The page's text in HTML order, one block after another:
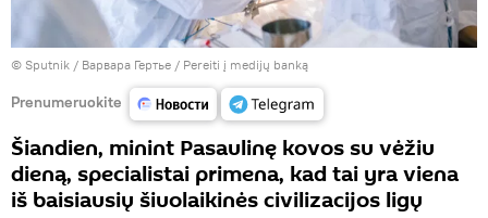
© Sputnik / Варвара Гертье / Pereiti į medijų banką
Prenumeruokite
Šiandien, minint Pasaulinę kovos su vėžiu
dieną, specialistai primena, kad tai yra viena
iš baisiausių šiuolaikinės civilizacijos ligų